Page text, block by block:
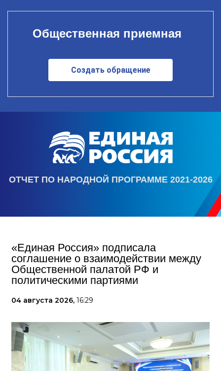
Общественная приемная
Создать обращение
ОТЧЕТ ПО НАРОДНОЙ ПРОГРАММЕ 2021-2026
«Единая Россия» подписала
соглашение о взаимодействии между
Общественной палатой РФ и
политическими партиями
04 августа 2026, 16:29